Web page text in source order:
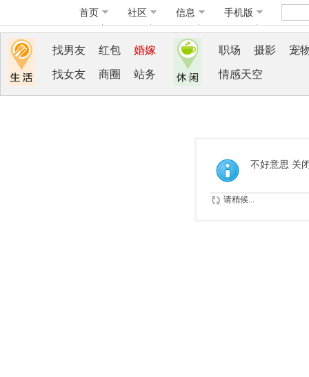
首页 社区 信息 手机版
找男友 红包 婚嫁
找女友 商圈 站务
职场 摄影 宠
情感天空
不好意思 关
请稍候...